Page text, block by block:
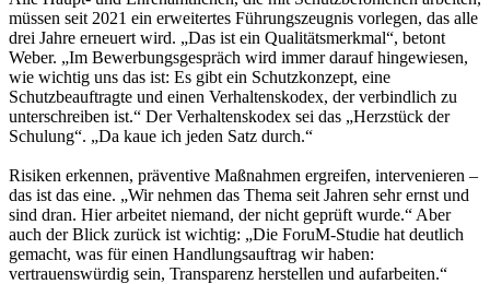
müssen seit 2021 ein erweitertes Führungszeugnis vorlegen, das alle
drei Jahre erneuert wird. „Das ist ein Qualitätsmerkmal“, betont
Weber. „Im Bewerbungsgespräch wird immer darauf hingewiesen,
wie wichtig uns das ist: Es gibt ein Schutzkonzept, eine
Schutzbeauftragte und einen Verhaltenskodex, der verbindlich zu
unterschreiben ist.“ Der Verhaltenskodex sei das „Herzstück der
Schulung“. „Da kaue ich jeden Satz durch.“
Risiken erkennen, präventive Maßnahmen ergreifen, intervenieren –
das ist das eine. „Wir nehmen das Thema seit Jahren sehr ernst und
sind dran. Hier arbeitet niemand, der nicht geprüft wurde.“ Aber
auch der Blick zurück ist wichtig: „Die ForuM-Studie hat deutlich
gemacht, was für einen Handlungsauftrag wir haben:
vertrauenswürdig sein, Transparenz herstellen und aufarbeiten.“